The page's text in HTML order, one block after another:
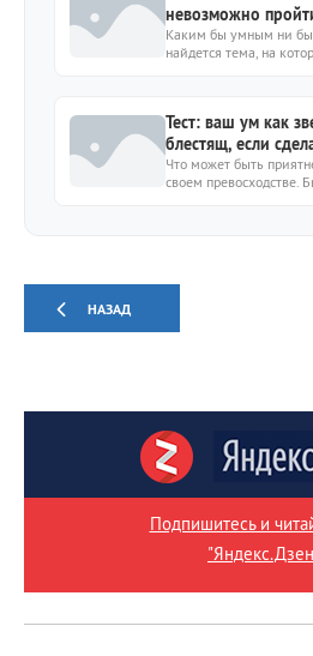
невозможно
Каким бы умным ни
найдется тема, на
Тест: ваш ум как
блестящ, если
Что может быть
своем превосходстве.
НАЗАД
Подпишитесь и